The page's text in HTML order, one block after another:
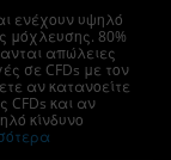
ενέχουν υψηλό
μόχλευσης. 80%
απώλειες
σε CFDs με τον
αν κατανοείτε
CFDs και αν
κίνδυνο